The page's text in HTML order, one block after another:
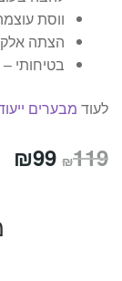
ווסת
הצתה
בטיחותי –
לעוד מבערים
₪119 המחיר
₪99